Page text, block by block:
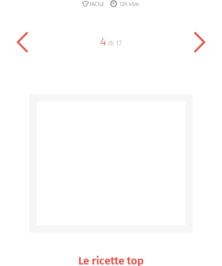
FACILE 12h 45m
4 di 17
Le ricette top